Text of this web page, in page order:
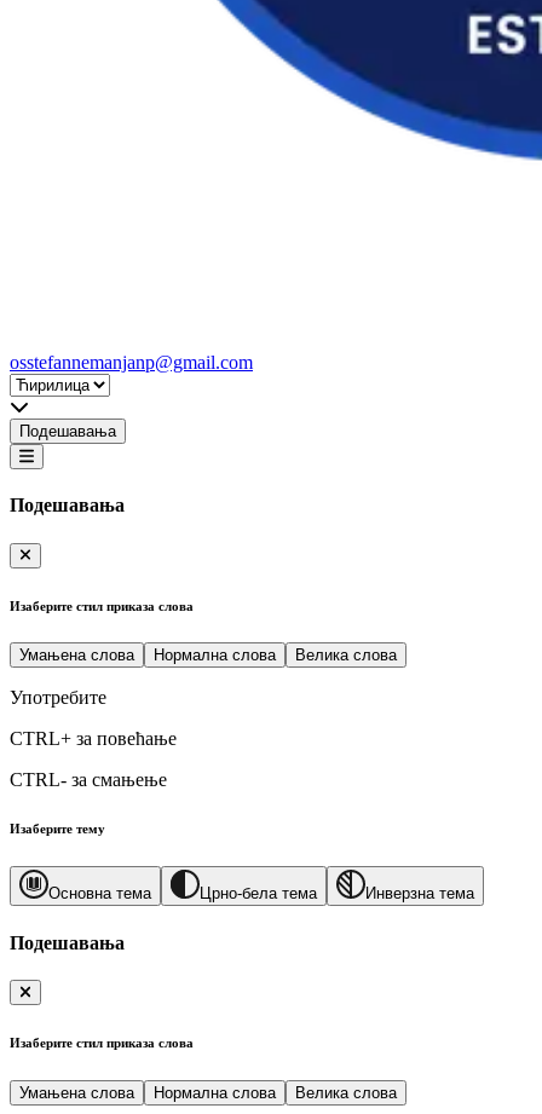
osstefannemanjanp@gmail.com
Подешавања
Подешавања
Изаберите стил приказа слова
Умањена слова Нормална слова Велика слова
Употребите
CTRL+ за повећање
CTRL- за смањење
Изаберите тему
Основна тема Црно-бела тема Инверзна тема
Подешавања
Изаберите стил приказа слова
Умањена слова Нормална слова Велика слова